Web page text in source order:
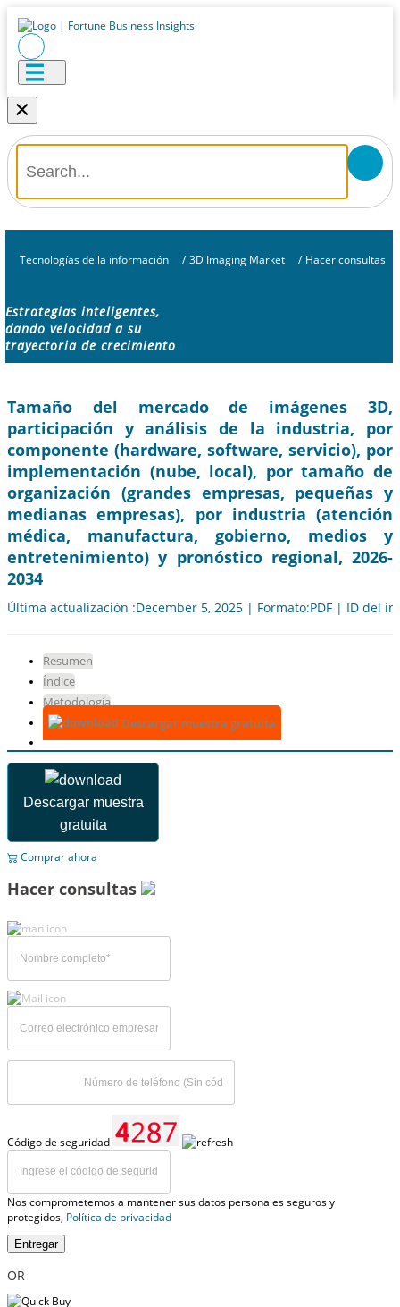
×
Tecnologías de la información / 3D Imaging Market / Hacer consultas
Estrategias inteligentes,
dando velocidad a su
trayectoria de crecimiento
Tamaño del mercado de imágenes 3D,
participación y análisis de la industria, por
componente (hardware, software, servicio), por
implementación (nube, local), por tamaño de
organización (grandes empresas, pequeñas y
medianas empresas), por industria (atención
médica, manufactura, gobierno, medios y
entretenimiento) y pronóstico regional, 2026-
2034
Última actualización :December 5, 2025 | Formato:PDF | ID del
Resumen
Índice
Metodología
Descargar muestra gratuita
Descargar muestra
gratuita
Comprar ahora
Hacer consultas
Código de seguridad
Nos comprometemos a mantener sus datos personales seguros y
protegidos, Política de privacidad
Entregar
OR